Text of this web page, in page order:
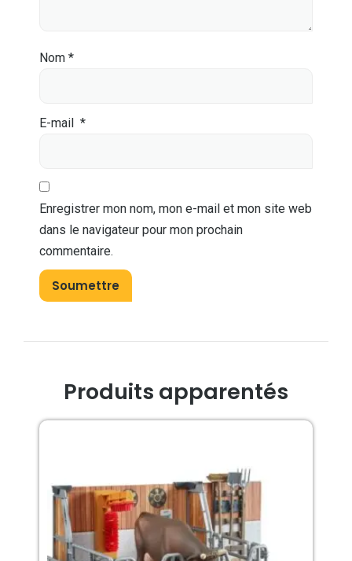
Nom *
E-mail *
Enregistrer mon nom, mon e-mail et mon site web
dans le navigateur pour mon prochain
commentaire.
Produits apparentés